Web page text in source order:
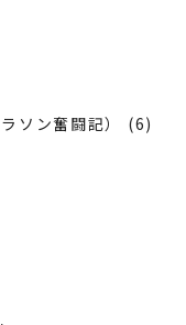
ソン奮闘記） (6)